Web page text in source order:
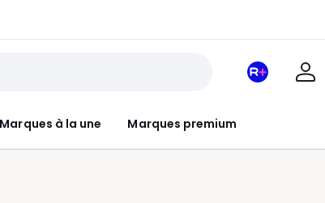
Marques à la une Marques premium
Mon